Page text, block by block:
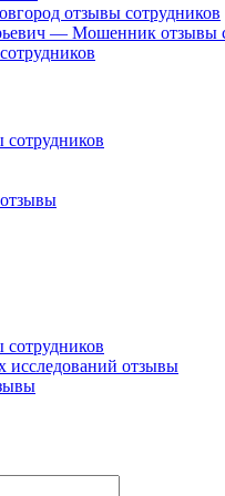
отзывы сотрудников
— Мошенник отзывы
сотрудников
сотрудников
исследований отзывы